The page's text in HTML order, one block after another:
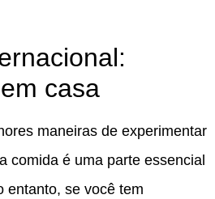
casa
maneiras de experimentar
comida é uma parte essencial
entanto, se você tem